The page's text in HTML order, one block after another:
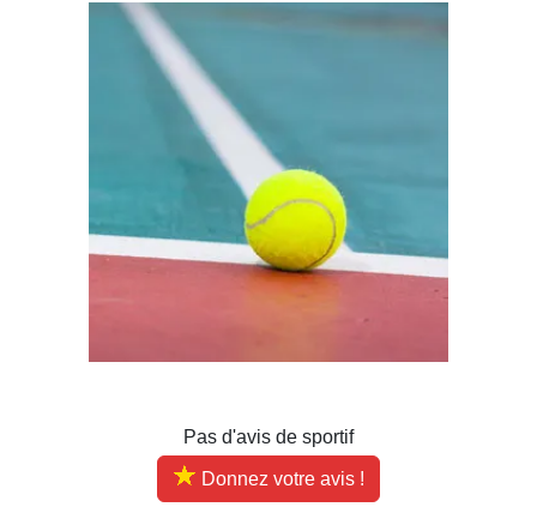
Pas d'avis de sportif
Donnez votre avis !